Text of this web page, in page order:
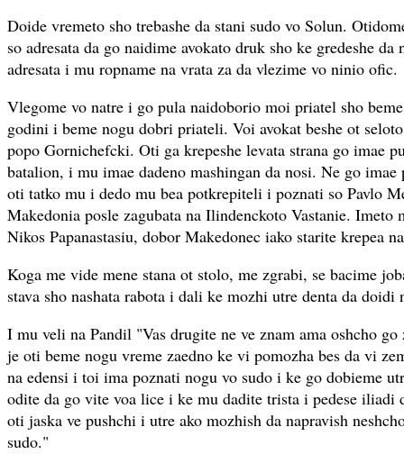
Doide vremeto sho trebashe da stani sudo vo Solun.
so adresata da go naidime avokato druk sho ke gredeshe
adresata i mu ropname na vrata za da vlezime vo ninio ofic.
Vlegome vo natre i go pula naidoborio moi priatel sho
godini i beme nogu dobri priateli. Voi avokat beshe ot
popo Gornichefcki. Oti ga krepeshe levata strana go imae
batalion, i mu imae dadeno mashingan da nosi. Ne go
oti tatko mu i dedo mu bea potkrepiteli i poznati so Pavlo
Makedonia posle zagubata na Ilindenckoto Vastanie. Imeto
Nikos Papanastasiu, dobor Makedonec iako starite krepea
Koga me vide mene stana ot stolo, me zgrabi, se bacime
stava sho nashata rabota i dali ke mozhi utre denta da doidi
I mu veli na Pandil "Vas drugite ne ve znam ama oshcho
je oti beme nogu vreme zaedno ke vi pomozha bes da vi
na edensi i toi ima poznati nogu vo sudo i ke go dobieme
odite da go vite voa lice i ke mu dadite trista i pedese iliadi
oti jaska ve pushchi i utre ako mozhish da napravish
sudo."